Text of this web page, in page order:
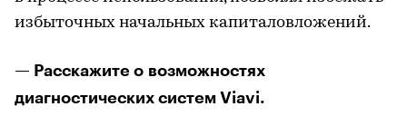
избыточных начальных капиталовложений.
— Расскажите о возможностях
диагностических систем Viavi.